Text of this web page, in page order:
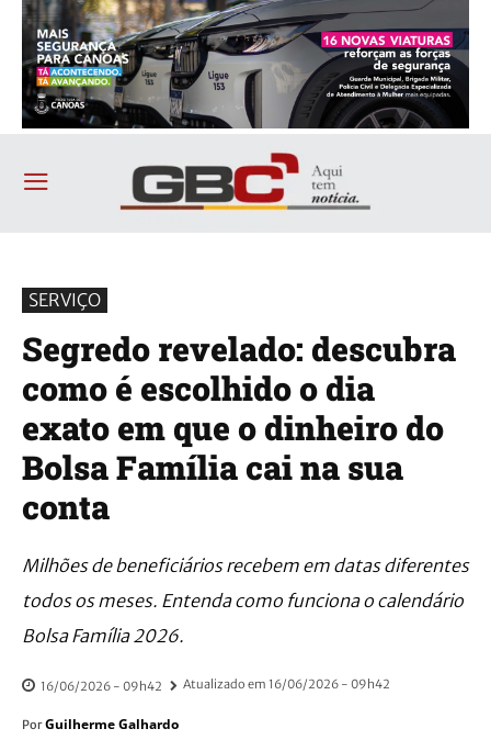
SERVIÇO
Segredo revelado: descubra
como é escolhido o dia
exato em que o dinheiro do
Bolsa Família cai na sua
conta
Milhões de beneficiários recebem em datas diferentes
todos os meses. Entenda como funciona o calendário
Bolsa Família 2026.
16/06/2026 - 09h42 Atualizado em 16/06/2026 - 09h42
Por Guilherme Galhardo